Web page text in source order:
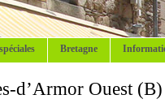
Bretagne
d’Armor Ouest (B)